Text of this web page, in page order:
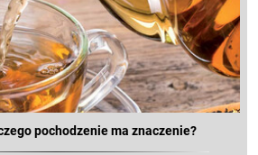
pochodzenie ma znaczenie?